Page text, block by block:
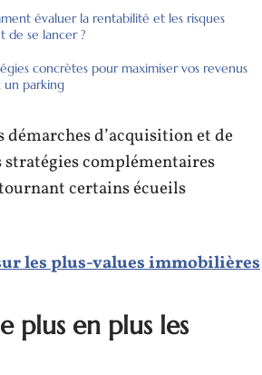
évaluer la rentabilité et les risques
de se lancer ?
concrètes pour maximiser vos revenus
un parking
d’acquisition et de
stratégies complémentaires
certains écueils
les plus-values immobilières
plus en plus les